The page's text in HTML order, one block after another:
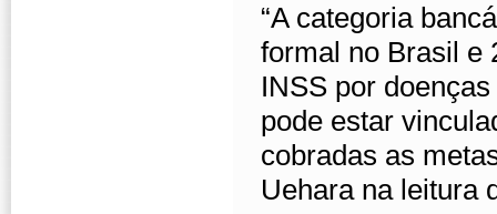
“A categoria
formal no Brasil e
INSS por
pode estar
cobradas as
Uehara na leitura